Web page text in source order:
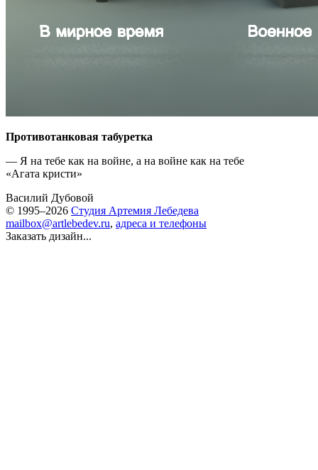
Противотанковая табуретка
— Я на тебе как на войне, а на войне как на тебе
«Агата кристи»
Василий Дубовой
© 1995–2026 Студия Артемия Лебедева
mailbox@artlebedev.ru, адреса и телефоны
Заказать дизайн...